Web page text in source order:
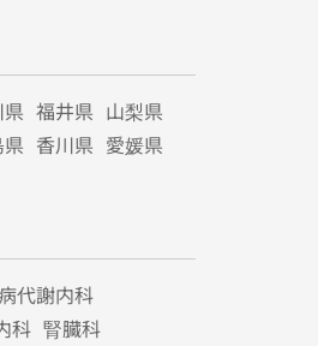
福井県 山梨県
香川県 愛媛県
代謝内科
科 腎臓科